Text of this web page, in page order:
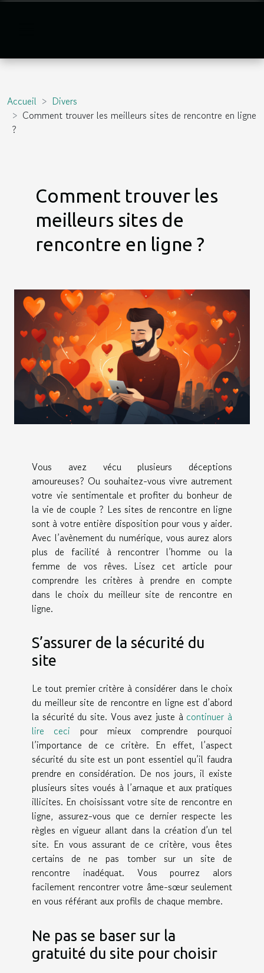
Accueil
Divers
Comment trouver les meilleurs sites de rencontre en ligne
?
Comment trouver les
meilleurs sites de
rencontre en ligne ?
Vous avez vécu plusieurs déceptions
amoureuses? Ou souhaitez-vous vivre autrement
votre vie sentimentale et profiter du bonheur de
la vie de couple ? Les sites de rencontre en ligne
sont à votre entière disposition pour vous y aider.
Avec l’avènement du numérique, vous aurez alors
plus de facilité à rencontrer l’homme ou la
femme de vos rêves. Lisez cet article pour
comprendre les critères à prendre en compte
dans le choix du meilleur site de rencontre en
ligne.
S’assurer de la sécurité du
site
Le tout premier critère à considérer dans le choix
du meilleur site de rencontre en ligne est d’abord
la sécurité du site. Vous avez juste à continuer à
lire ceci pour mieux comprendre pourquoi
l’importance de ce critère. En effet, l’aspect
sécurité du site est un pont essentiel qu’il faudra
prendre en considération. De nos jours, il existe
plusieurs sites voués à l’arnaque et aux pratiques
illicites. En choisissant votre site de rencontre en
ligne, assurez-vous que ce dernier respecte les
règles en vigueur allant dans la création d’un tel
site. En vous assurant de ce critère, vous êtes
certains de ne pas tomber sur un site de
rencontre inadéquat. Vous pourrez alors
facilement rencontrer votre âme-sœur seulement
en vous référant aux profils de chaque membre.
Ne pas se baser sur la
gratuité du site pour choisir